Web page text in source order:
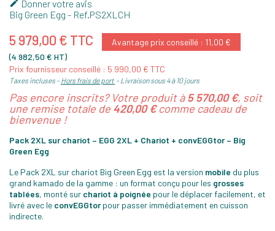
 Donner votre avis
Big Green Egg - Ref.PS2XLCH
5 979,00 € TTC
Avantage prix conseillé : 11,00 €
(4 982,50 € HT)
Prix fournisseur conseillé : 5 990,00 € TTC
Taxes incluses Hors frais de port Livraison sous 4 à 10 jours
Pas encore inscrits? Votre produit à5 570,00 €, soit
une remise totale de 420,00 €comme cadeau de
bienvenue !
Pack 2XL sur chariot – EGG 2XL + Chariot + convEGGtor – Big
Green Egg
Le Pack 2XL sur chariot Big Green Egg est la version mobile du plus
grand kamado de la gamme : un format conçu pour les grosses
tablées, monté sur chariot à poignée pour le déplacer facilement, et
livré avec le convEGGtorpour passer immédiatement en cuisson
indirecte.